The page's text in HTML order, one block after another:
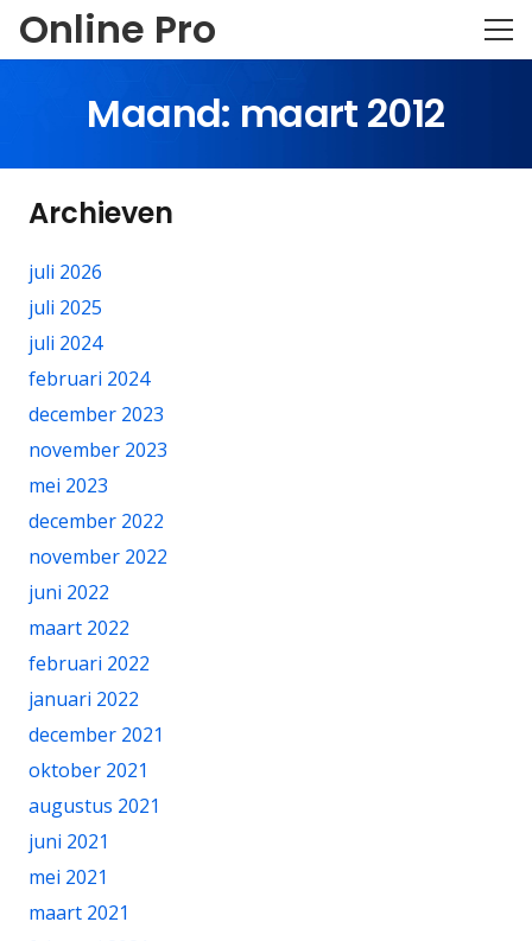
Online Pro
Maand: maart 2012
Archieven
juli 2026
juli 2025
juli 2024
februari 2024
december 2023
november 2023
mei 2023
december 2022
november 2022
juni 2022
maart 2022
februari 2022
januari 2022
december 2021
oktober 2021
augustus 2021
juni 2021
mei 2021
maart 2021